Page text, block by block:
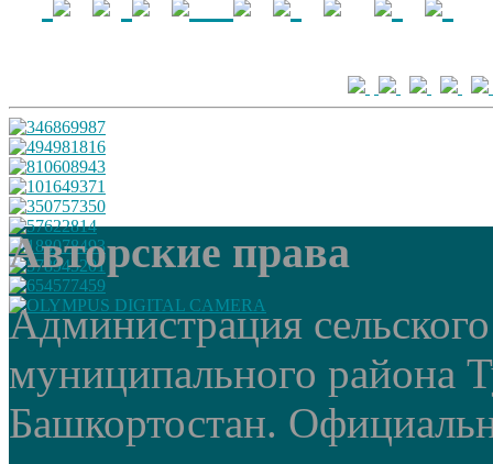
Авторские права
Администрация
муниципального района
Башкортостан.